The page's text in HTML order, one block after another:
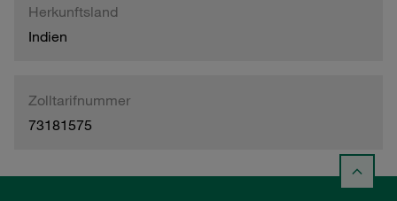
Herkunftsland
Indien
Zolltarifnummer
73181575